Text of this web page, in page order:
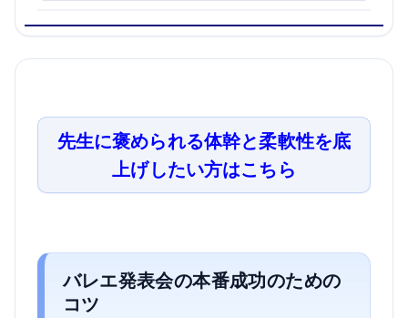
先生に褒められる体幹と柔軟性を底
上げしたい方はこちら
バレエ発表会の本番成功のための
コツ